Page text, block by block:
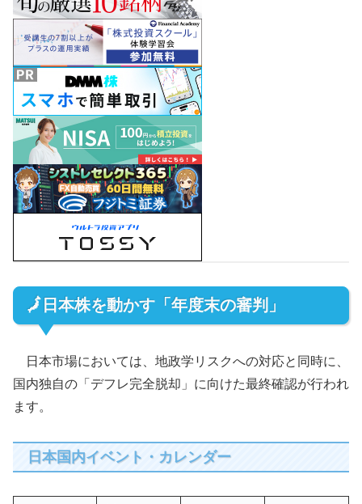
🗾日本株を動かす「年度末の審判」
日本市場においては、地政学リスクへの対応と同時に、
国内独自の「デフレ完全脱却」に向けた最終確認が行われ
ます。
日本国内イベント・カレンダー